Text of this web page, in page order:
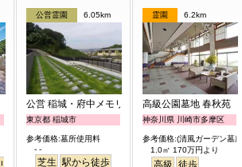
アフリー 明るい
公営霊園 6.05km
公営 稲城・府中メモリアルパーク
東京都 稲城市
参考価格:墓所使用料
- -
芝生 駅から徒歩
霊園 6.2km
高級公園墓地 春秋苑
神奈川県 川崎市多摩区
参考価格:(清風ガーデン墓所)
1.0㎡ 170万円より
高級 徒歩